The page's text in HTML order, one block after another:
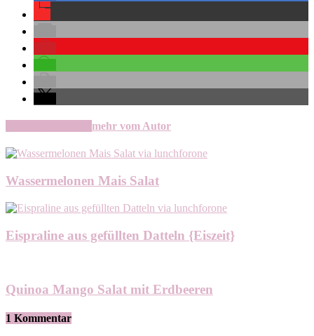
mehr vom Autor
Wassermelonen Mais Salat
Eispraline aus gefüllten Datteln {Eiszeit}
Quinoa Mango Salat mit Erdbeeren
1 Kommentar